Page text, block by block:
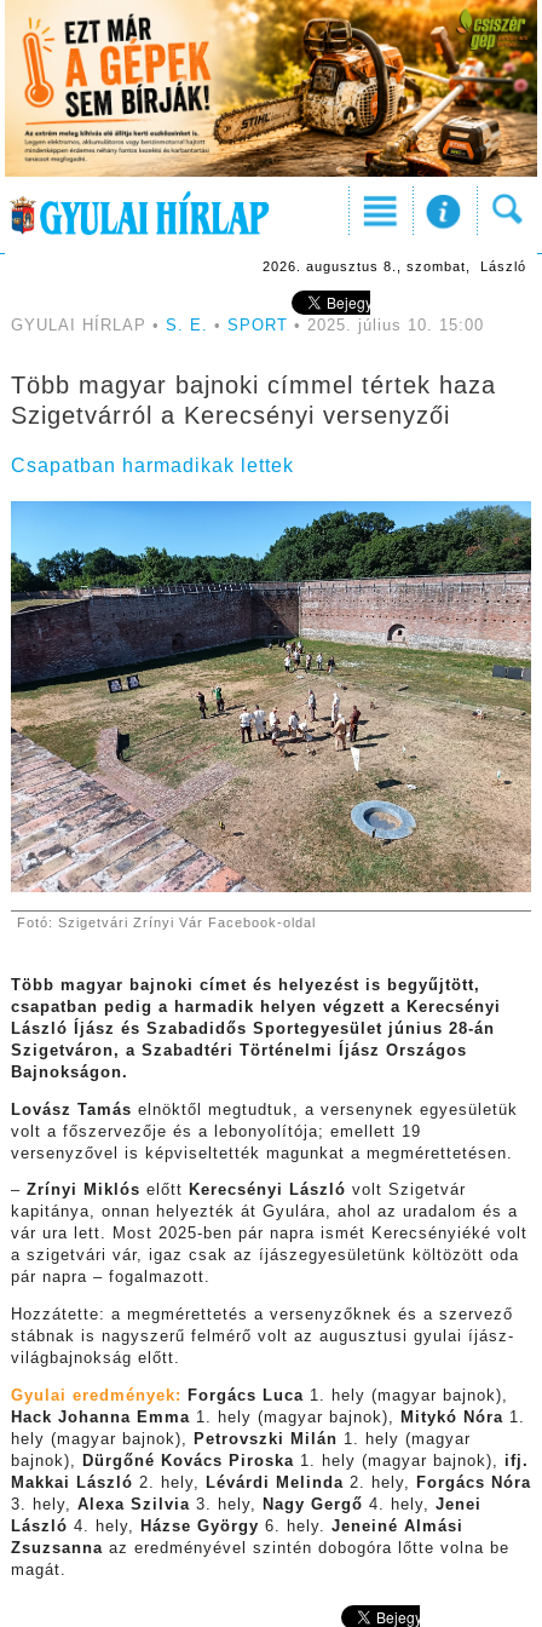
2026. augusztus 8., szombat, László
GYULAI HÍRLAP • S. E. • SPORT • 2025. július 10. 15:00
Több magyar bajnoki címmel tértek haza
Szigetvárról a Kerecsényi versenyzői
Csapatban harmadikak lettek
Fotó: Szigetvári Zrínyi Vár Facebook-oldal
Több magyar bajnoki címet és helyezést is begyűjtött,
csapatban pedig a harmadik helyen végzett a Kerecsényi
László Íjász és Szabadidős Sportegyesület június 28-án
Szigetváron, a Szabadtéri Történelmi Íjász Országos
Bajnokságon.
Lovász Tamás elnöktől megtudtuk, a versenynek egyesületük
volt a főszervezője és a lebonyolítója; emellett 19
versenyzővel is képviseltették magunkat a megmérettetésen.
– Zrínyi Miklós előtt Kerecsényi László volt Szigetvár
kapitánya, onnan helyezték át Gyulára, ahol az uradalom és a
vár ura lett. Most 2025-ben pár napra ismét Kerecsényiéké volt
a szigetvári vár, igaz csak az íjászegyesületünk költözött oda
pár napra – fogalmazott.
Hozzátette: a megmérettetés a versenyzőknek és a szervező
stábnak is nagyszerű felmérő volt az augusztusi gyulai íjász-
világbajnokság előtt.
Gyulai eredmények: Forgács Luca 1. hely (magyar bajnok),
Hack Johanna Emma 1. hely (magyar bajnok), Mitykó Nóra 1.
hely (magyar bajnok),
Petrovszki Milán 1. hely (magyar
bajnok),
Dürgőné Kovács Piroska 1. hely (magyar bajnok), ifj.
Makkai László 2. hely, Lévárdi Melinda 2. hely,
Forgács Nóra
3. hely, Alexa Szilvia 3. hely, Nagy Gergő 4. hely, Jenei
László 4. hely, Házse György 6. hely. Jeneiné Almási
Zsuzsanna az eredményével szintén dobogóra lőtte volna be
magát.